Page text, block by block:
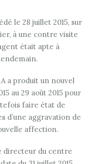
le 28 juillet 2015, sur
à une contre visite
était apte à
a produit un nouvel
au 29 août 2015 pour
faire état de
d’une aggravation de
affection.
directeur du centre